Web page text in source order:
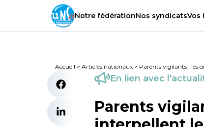
Notre fédérationNos syndicatsVos
Accueil > Articles nationaux > Parents vigilants : les
En lien avec
Parents